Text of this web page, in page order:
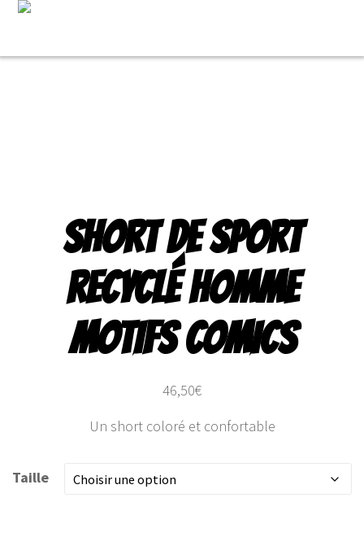
Accueil
SHORT DE SPORT
RECYCLÉ HOMME
MOTIFS COMICS
46,50€
Un short coloré et confortable
Taille